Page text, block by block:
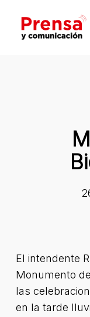
main
El intendente
Monumento
las
en la tarde